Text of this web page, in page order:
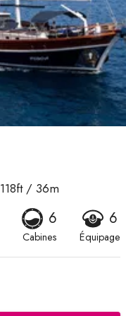
118ft/ 36m
6
Cabines
6
Équipage